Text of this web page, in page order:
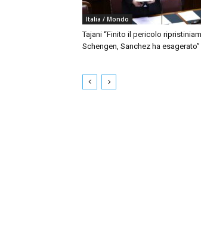
Italia / Mondo
Tajani “Finito il pericolo
Schengen, Sanchez ha esagerato”